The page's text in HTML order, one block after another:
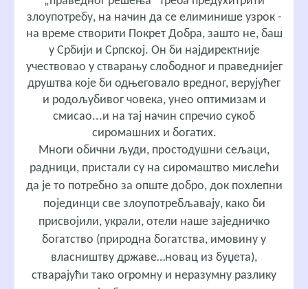
злоупотребу, на начин да се елиминише узрок -
на време створити Покрет Добра, зашто не, баш
у Србији и Српској. Он би најдиректније
учествовао у стварању слободног и праведнијег
друштва које би одњеговало вредног, верујућег
и родољубивог човека, унео оптимизам и
смисао...и на тај начин спречио сукоб
сиромашних и богатих.
Многи обични људи, простодушни сељаци,
радници, пристали су на сиромаштво мислећи
да је то потребно за опште добро, док похлепни
појединци све злоупотребљавају, како би
присвојили, украли, отели наше заједничко
богатство (природна богатства, имовину у
власништву државе…новац из буџета),
стварајући тако огромну и неразумну разлику